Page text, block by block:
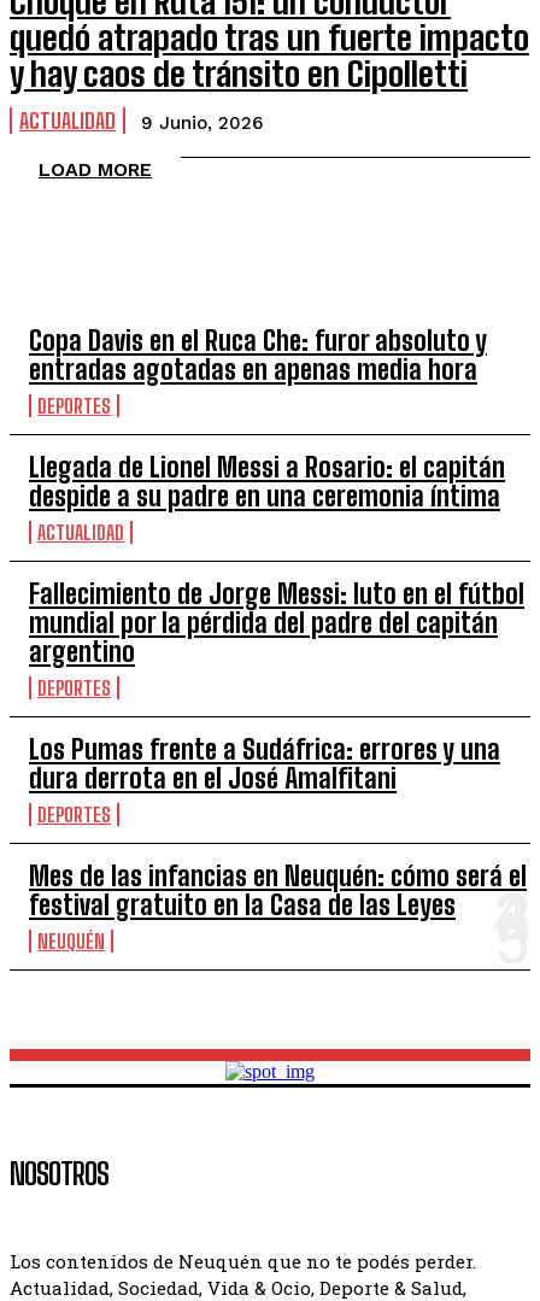
quedó atrapado tras un fuerte impacto
y hay caos de tránsito en Cipolletti
ACTUALIDAD 9 Junio, 2026
LOAD MORE
Copa Davis en el Ruca Che: furor absoluto y
entradas agotadas en apenas media hora
DEPORTES
Llegada de Lionel Messi a Rosario: el capitán
despide a su padre en una ceremonia íntima
ACTUALIDAD
Fallecimiento de Jorge Messi: luto en el fútbol
mundial por la pérdida del padre del capitán
argentino
DEPORTES
Los Pumas frente a Sudáfrica: errores y una
dura derrota en el José Amalfitani
DEPORTES
Mes de las infancias en Neuquén: cómo será el
festival gratuito en la Casa de las Leyes
NEUQUÉN
NOSOTROS
Los contenidos de Neuquén que no te podés perder.
Actualidad, Sociedad, Vida & Ocio, Deporte & Salud,